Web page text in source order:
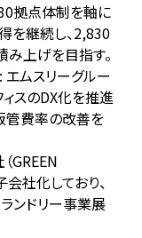
拠点体制を軸に
を継続し、2,830
上げを目指す。
エムスリーグルー
スのDX化を推進
管費率の改善を
GREEN
社化しており、
ンドリー事業展